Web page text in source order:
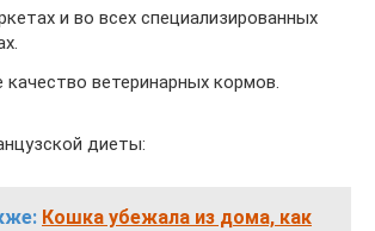
и во всех специализированных
ветеринарных кормов.
диеты:
Кошка убежала из дома, как